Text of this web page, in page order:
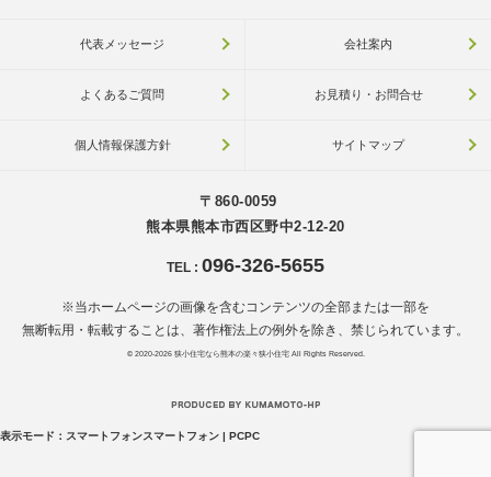
代表メッセージ 会社案内
よくあるご質問 お見積り・お問合せ
個人情報保護方針 サイトマップ
〒860-0059
熊本県熊本市西区野中2-12-20
TEL : 096-326-5655
※当ホームページの画像を含むコンテンツの全部または一部を
無断転用・転載することは、著作権法上の例外を除き、禁じられています。
© 2020-2026 狭小住宅なら熊本の楽々狭小住宅All Rights Reserved.
表示モード： スマートフォンスマートフォン | PCPC